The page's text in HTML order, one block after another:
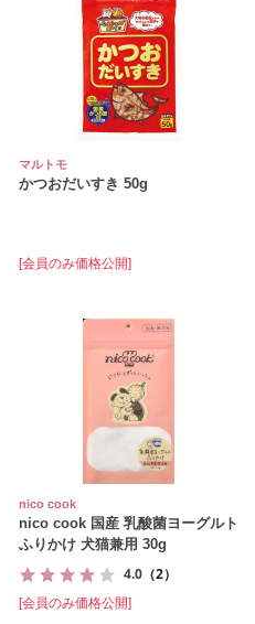
マルトモ
かつおだいすき 50g
[会員のみ価格公開]
nico cook
nico cook 国産 乳酸菌ヨーグルト
ふりかけ 犬猫兼用 30g
4.0 （2）
[会員のみ価格公開]